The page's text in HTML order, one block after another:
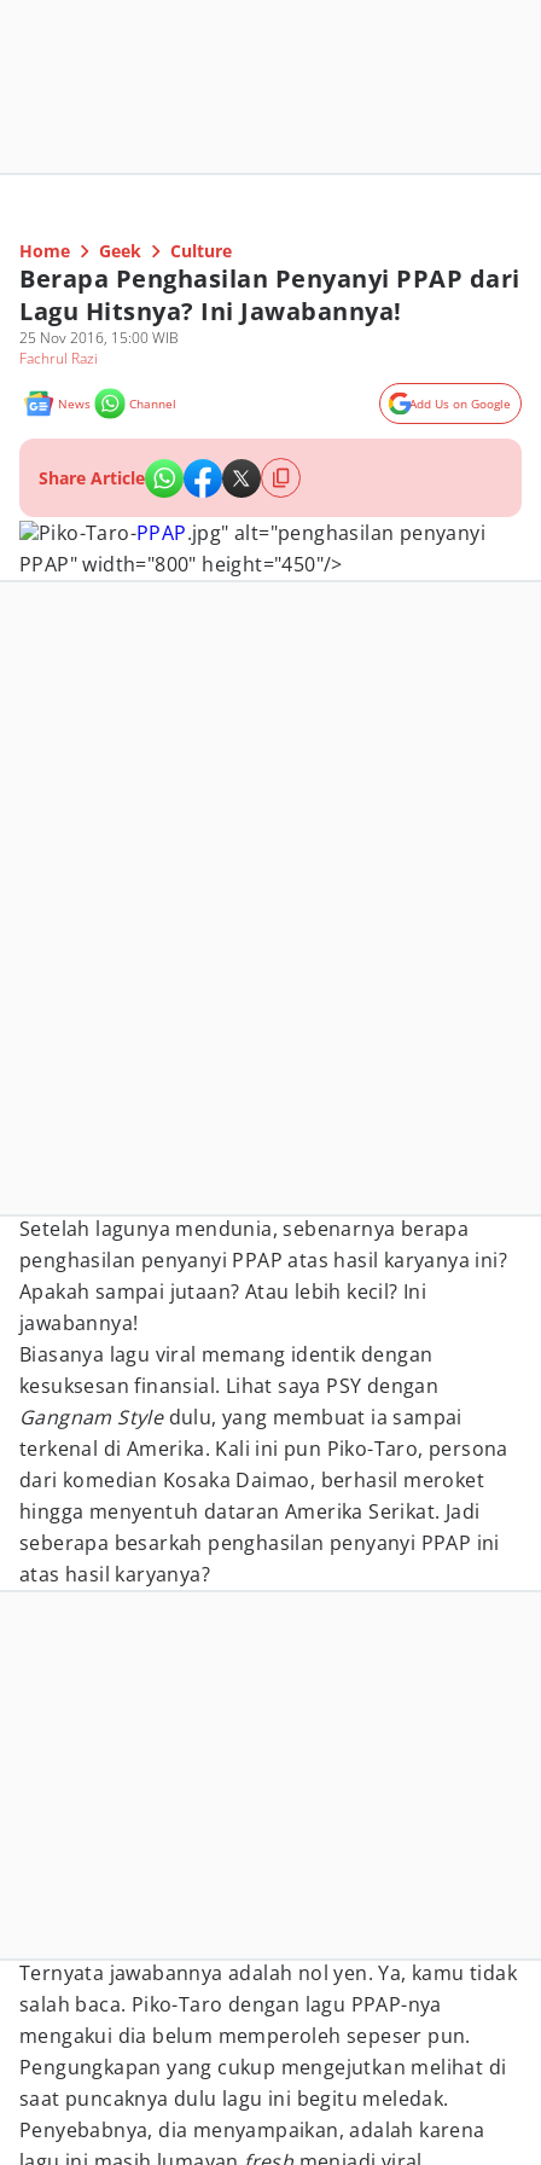
Home Geek Culture
Berapa Penghasilan Penyanyi PPAP dari
Lagu Hitsnya? Ini Jawabannya!
25 Nov 2016, 15:00 WIB
Fachrul Razi
News Channel Add Us on Google
Share Article
Piko-Taro-PPAP.jpg" alt="penghasilan penyanyi
PPAP" width="800" height="450"/>
Setelah lagunya mendunia, sebenarnya berapa
penghasilan penyanyi PPAP atas hasil karyanya ini?
Apakah sampai jutaan? Atau lebih kecil? Ini
jawabannya!
Biasanya lagu viral memang identik dengan
kesuksesan finansial. Lihat saya PSY dengan
Gangnam Style dulu, yang membuat ia sampai
terkenal di Amerika. Kali ini pun Piko-Taro, persona
dari komedian Kosaka Daimao, berhasil meroket
hingga menyentuh dataran Amerika Serikat. Jadi
seberapa besarkah penghasilan penyanyi PPAP ini
atas hasil karyanya?
Ternyata jawabannya adalah nol yen. Ya, kamu tidak
salah baca. Piko-Taro dengan lagu PPAP-nya
mengakui dia belum memperoleh sepeser pun.
Pengungkapan yang cukup mengejutkan melihat di
saat puncaknya dulu lagu ini begitu meledak.
Penyebabnya, dia menyampaikan, adalah karena